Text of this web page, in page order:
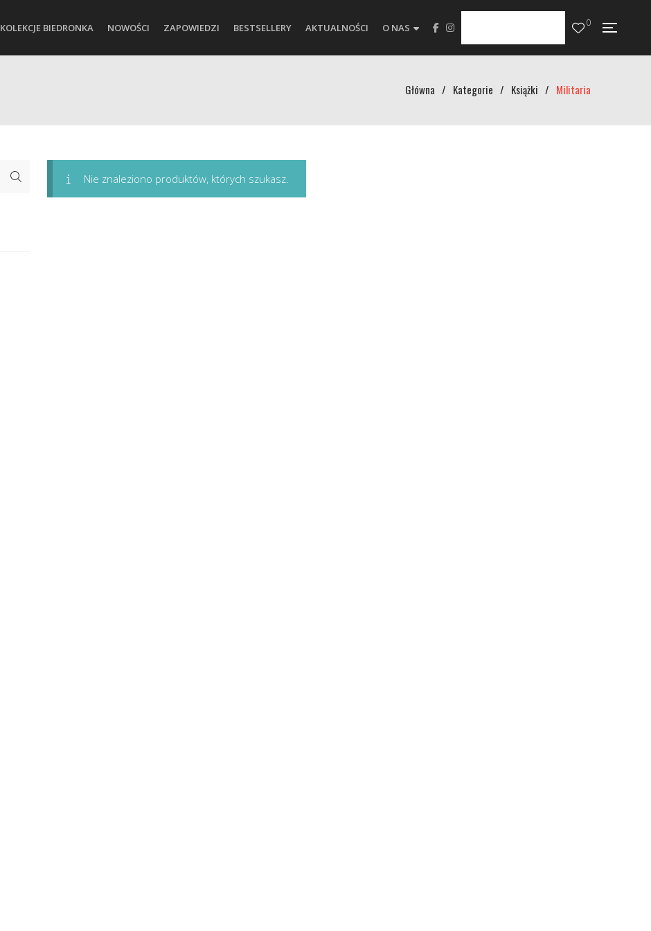
KOLEKCJE BIEDRONKA NOWOŚCI ZAPOWIEDZI BESTSELLERY AKTUALNOŚCI O NAS 0
Główna / Kategorie / Książki / Militaria
Nie znaleziono produktów, których szukasz.